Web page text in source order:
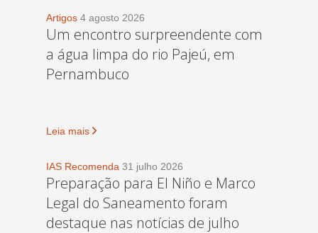
Artigos 4 agosto 2026
Um encontro surpreendente com
a água limpa do rio Pajeú, em
Pernambuco
Leia mais
IAS Recomenda 31 julho 2026
Preparação para El Niño e Marco
Legal do Saneamento foram
destaque nas notícias de julho